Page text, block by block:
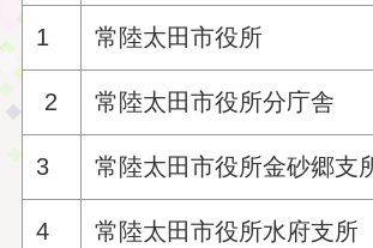
1 常陸太田市役所
2 常陸太田市役所分庁舎
3 常陸太田市役所金砂郷支
4 常陸太田市役所水府支所